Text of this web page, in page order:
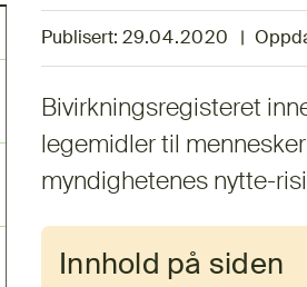
Publisert: 29.04.2020
Bivirkningsregisteret
legemidler til
myndighetenes nytte-
Innhold på siden